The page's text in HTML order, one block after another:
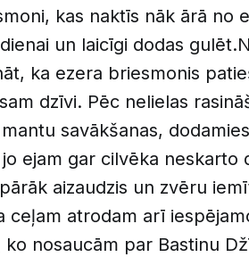
kas naktīs nāk ārā no
un laicīgi dodas
ka ezera briesmonis
dzīvi. Pēc nelielas
savākšanas,
ejam gar cilvēka neskarto
aizaudzis un zvēru
atrodam arī
ko nosaucām par Bastinu